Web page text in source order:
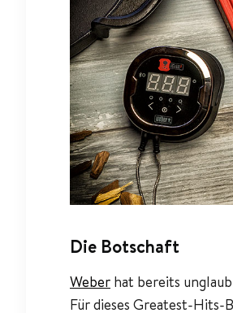
Die Botschaft
Weber hat bereits
Für dieses Greatest-